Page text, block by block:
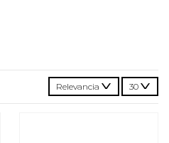
Relevancia 30